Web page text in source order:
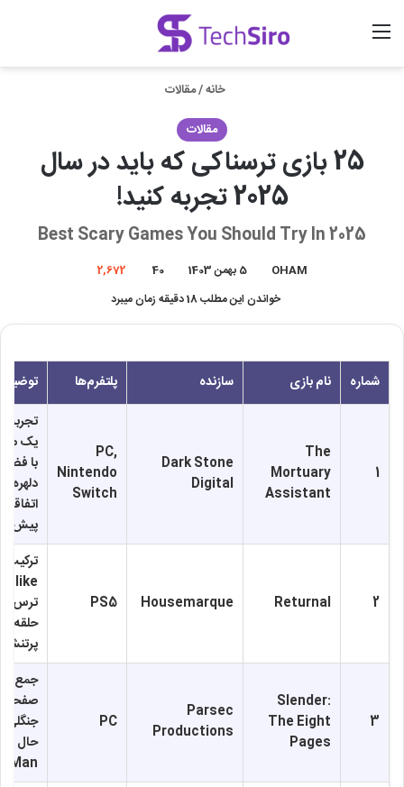
جستجو برای
ورود
خانه/مقالات
مقالات
25 بازی ترسناکی که باید در سال
2025 تجربه کنید!
Best Scary Games You Should Try In 2025
OHAM 5 بهمن 1403 40
2,672
خواندن این مطلب 18 دقیقه زمان میبرد
شماره نام بازی سازنده پلتفرم‌ها توضیح
1
The
Mortuary
Assistant
Dark Stone
Digital
PC,
Nintendo
Switch
تجربه
یک
با
2
Returnal
Housemarque
PS5
ترکیب
ترس
حلقه
پرتنش
3
Slender:
The Eight
Pages
Parsec
Productions
PC
جنگلی
حال
Man